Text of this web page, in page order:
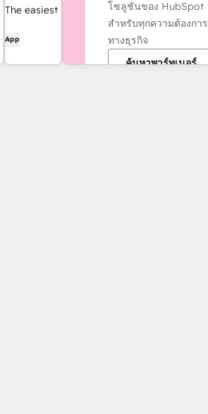
The easiest
automate
and
App
โซลูชันของ HubSpot
สำหรับทุกความต้องการ
ทางธุรกิจ
ค้นหาพาร์ทเนอร์